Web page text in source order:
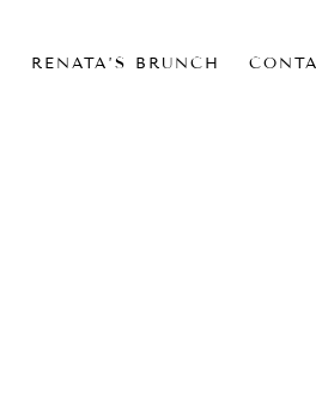
RENATA’S BRUNCH